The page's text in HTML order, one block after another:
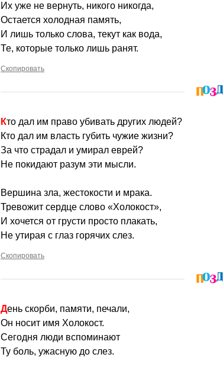
Их уже не вернуть, никого никогда,
Остается холодная память,
И лишь только слова, текут как вода,
Те, которые только лишь ранят.
Скопировать
Кто дал им право убивать других людей?
Кто дал им власть губить чужие жизни?
За что страдал и умирал еврей?
Не покидают разум эти мысли.
Вершина зла, жестокости и мрака.
Тревожит сердце слово «Холокост»,
И хочется от грусти просто плакать,
Не утирая с глаз горячих слез.
Скопировать
День скорби, памяти, печали,
Он носит имя Холокост.
Сегодня люди вспоминают
Ту боль, ужасную до слез.